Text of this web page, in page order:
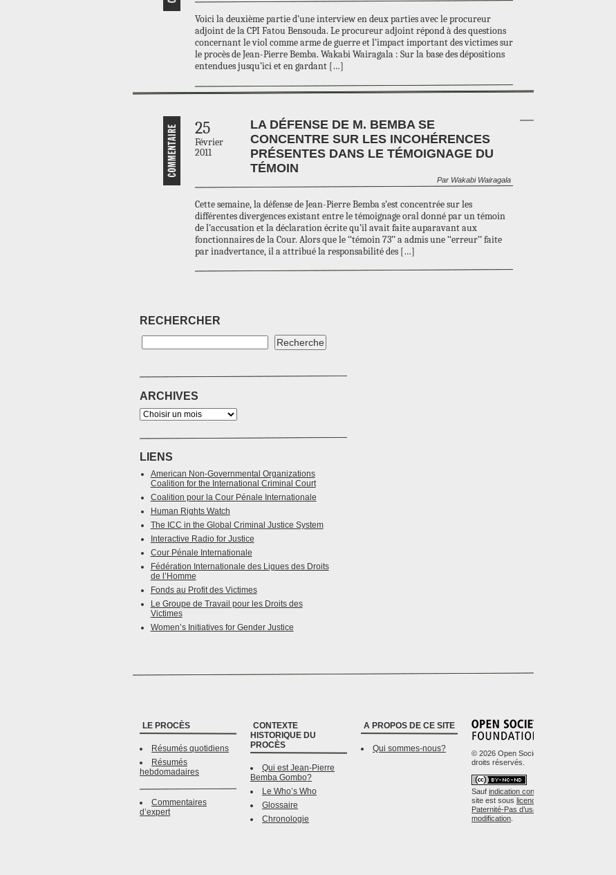
Voici la deuxième partie d’une interview en deux parties avec le procureur
adjoint de la CPI Fatou Bensouda. Le procureur adjoint répond à des questions
concernant le viol comme arme de guerre et l’impact important des victimes sur
le procès de Jean-Pierre Bemba. Wakabi Wairagala : Sur la base des dépositions
entendues jusqu’ici et en gardant […]
25
Février
2011
LA DÉFENSE DE M. BEMBA SE
CONCENTRE SUR LES INCOHÉRENCES
PRÉSENTES DANS LE TÉMOIGNAGE DU
TÉMOIN
Par Wakabi Wairagala
Cette semaine, la défense de Jean-Pierre Bemba s’est concentrée sur les
différentes divergences existant entre le témoignage oral donné par un témoin
de l’accusation et la déclaration écrite qu’il avait faite auparavant aux
fonctionnaires de la Cour. Alors que le ‘‘témoin 73’’ a admis une ‘‘erreur’’ faite
par inadvertance, il a attribué la responsabilité des […]
RECHERCHER
ARCHIVES
LIENS
American Non-Governmental Organizations
Coalition for the International Criminal Court
Coalition pour la Cour Pénale Internationale
Human Rights Watch
The ICC in the Global Criminal Justice System
Interactive Radio for Justice
Cour Pénale Internationale
Fédération Internationale des Ligues des Droits
de l’Homme
Fonds au Profit des Victimes
Le Groupe de Travail pour les Droits des
Victimes
Women’s Initiatives for Gender Justice
LE PROCÈS
Résumés quotidiens
Résumés
hebdomadaires
Commentaires
d’expert
CONTEXTE
HISTORIQUE DU
PROCÈS
Qui est Jean-Pierre
Bemba Gombo?
Le Who’s Who
Glossaire
Chronologie
A PROPOS DE CE SITE
Qui sommes-nous?
© 2026 Open Society Foundations. Certains
droits réservés.
Sauf indication contraire
site est sous licence Creative Commons-
Paternité-Pas d’usage commercial-Pas de
modification